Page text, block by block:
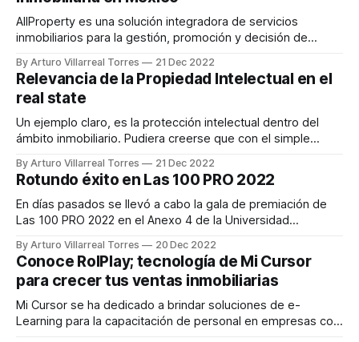
educativas;
AllProperty es una solución integradora de servicios
inmobiliarios para la gestión, promoción y decisión de
experiencia, en AllProperty te ayudan a vender, comprar
una o varias propiedades, además de asesorarte con un
simulador de crédito para ello. Todo esto gracias a la
implementación
By Arturo Villarreal Torres 21 Dec 2022
Relevancia de la Propiedad Intelectual en el
real state
Un ejemplo claro, es la protección intelectual dentro del
ámbito inmobiliario. Pudiera creerse que con el simple
registro de marca es suficiente. Sin embargo, el ámbito de
protección va mucho más allá del registro marcario de un
desarrollo y de
By Arturo Villarreal Torres 21 Dec 2022
Rotundo éxito en Las 100 PRO 2022
En días pasados se llevó a cabo la gala de premiación de
Las 100 PRO 2022 en el Anexo 4 de la Universidad
con la presencia de más de 150 personas, entre
ganadores, representantes de fondos de inversión e
invitados
By Arturo Villarreal Torres 20 Dec 2022
Conoce RolPlay; tecnología de Mi Cursor
para crecer tus ventas inmobiliarias
Mi Cursor se ha dedicado a brindar soluciones de e-
Learning para la capacitación de personal en empresas con